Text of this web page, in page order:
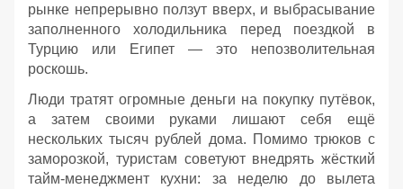
рынке непрерывно ползут вверх, и выбрасывание
заполненного холодильника перед поездкой в
Турцию или Египет — это непозволительная
роскошь.
Люди тратят огромные деньги на покупку путёвок,
а затем своими руками лишают себя ещё
нескольких тысяч рублей дома. Помимо трюков с
заморозкой, туристам советуют внедрять жёсткий
тайм-менеджмент кухни: за неделю до вылета